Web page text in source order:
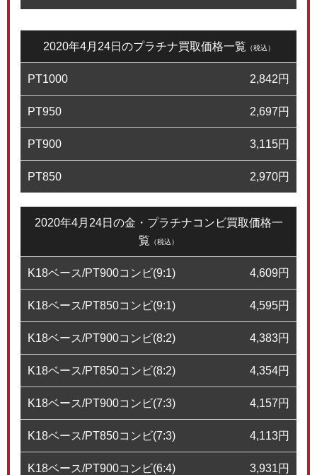
2020年4月24日のプラチナ買取価格一覧 （税込）
PT1000 2,842円
PT950 2,697円
PT900 3,115円
PT850 2,970円
2020年4月24日の金・プラチナコンビ買取価格一
覧 （税込）
K18ベース/PT900コンビ(9:1) 4,609円
K18ベース/PT850コンビ(9:1) 4,595円
K18ベース/PT900コンビ(8:2) 4,383円
K18ベース/PT850コンビ(8:2) 4,354円
K18ベース/PT900コンビ(7:3) 4,157円
K18ベース/PT850コンビ(7:3) 4,113円
K18ベース/PT900コンビ(6:4) 3,931円